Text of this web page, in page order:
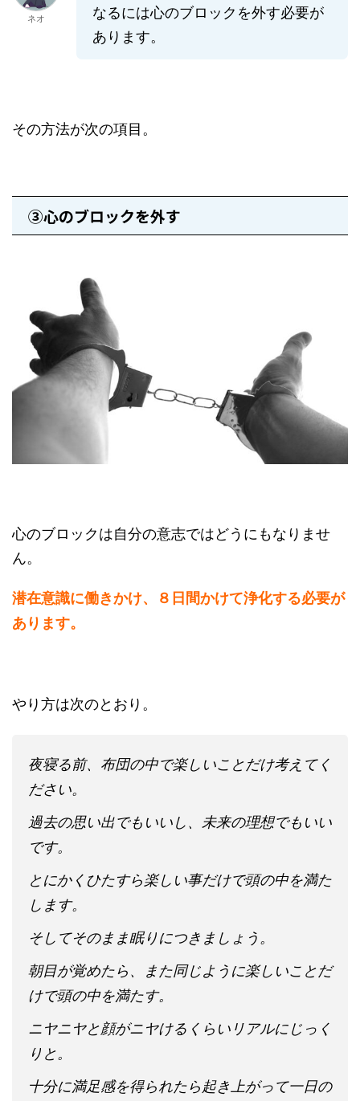
ネオ
なるには心のブロックを外す必要が
あります。
その方法が次の項目。
③心のブロックを外す
心のブロックは自分の意志ではどうにもなりませ
ん。
潜在意識に働きかけ、８日間かけて浄化する必要が
あります。
やり方は次のとおり。
夜寝る前、布団の中で楽しいことだけ考えてく
ださい。
過去の思い出でもいいし、未来の理想でもいい
です。
とにかくひたすら楽しい事だけで頭の中を満た
します。
そしてそのまま眠りにつきましょう。
朝目が覚めたら、また同じように楽しいことだ
けで頭の中を満たす。
ニヤニヤと顔がニヤけるくらいリアルにじっく
りと。
十分に満足感を得られたら起き上がって一日の